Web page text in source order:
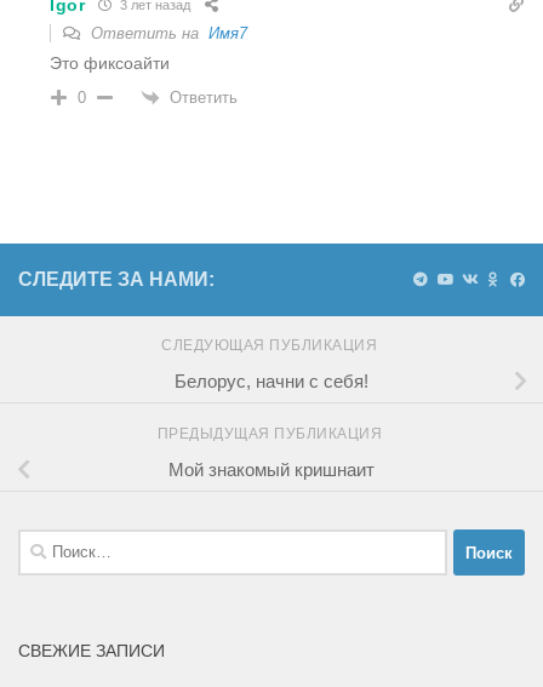
Igor 3 лет назад
Ответить на Имя7
Это фиксоайти
0 Ответить
СЛЕДИТЕ ЗА НАМИ:
СЛЕДУЮЩАЯ ПУБЛИКАЦИЯ
Белорус, начни с себя!
ПРЕДЫДУЩАЯ ПУБЛИКАЦИЯ
Мой знакомый кришнаит
Найти:
СВЕЖИЕ ЗАПИСИ